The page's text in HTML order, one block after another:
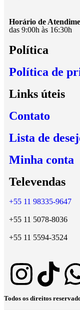
Horário de
das 9:00h às 16:30h
Política
Política de
Links úteis
Contato
Lista de
Minha conta
Televendas
+55 11 98335-9647
+55 11 5078-8036
+55 11 5594-3524
Todos os direitos